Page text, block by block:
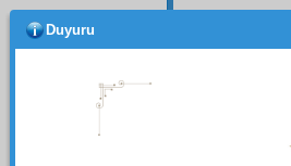
cihet
Duyuru